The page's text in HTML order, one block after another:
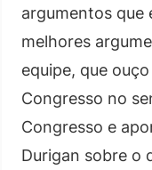
argumentos que
melhores
equipe, que
Congresso no
Congresso e
Durigan sobre o